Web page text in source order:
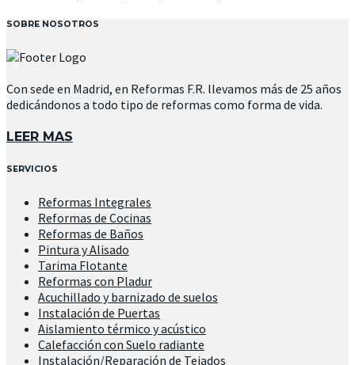
SOBRE NOSOTROS
Con sede en Madrid, en Reformas F.R. llevamos más de 25 años
dedicándonos a todo tipo de reformas como forma de vida.
LEER MAS
SERVICIOS
Reformas Integrales
Reformas de Cocinas
Reformas de Baños
Pintura y Alisado
Tarima Flotante
Reformas con Pladur
Acuchillado y barnizado de suelos
Instalación de Puertas
Aislamiento térmico y acústico
Calefacción con Suelo radiante
Instalación/Reparación de Tejados